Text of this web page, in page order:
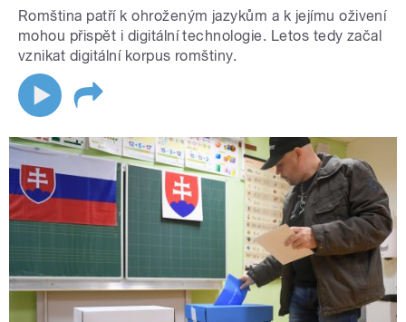
Romština patří k ohroženým jazykům a k jejímu oživení
mohou přispět i digitální technologie. Letos tedy začal
vznikat digitální korpus romštiny.